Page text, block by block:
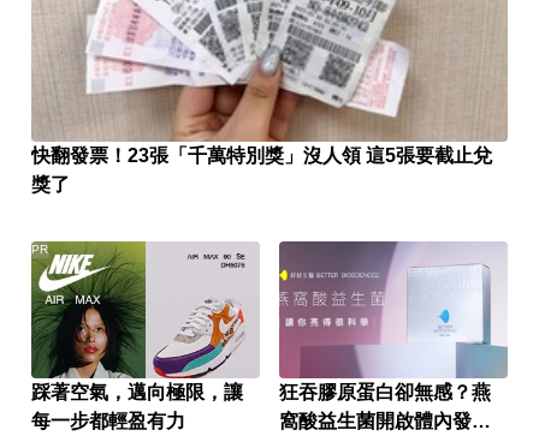
快翻發票！23張「千萬特別獎」沒人領 這5張要截止兌
獎了
踩著空氣，邁向極限，讓
每一步都輕盈有力
PR
狂吞膠原蛋白卻無感？燕
窩酸益生菌開啟體內發光